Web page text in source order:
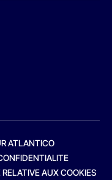
ATLANTICO
RELATIVE AUX COOKIES